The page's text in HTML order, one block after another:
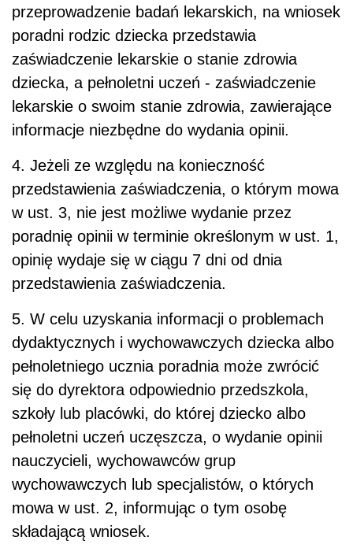
przeprowadzenie badań lekarskich, na wniosek
poradni rodzic dziecka przedstawia
zaświadczenie lekarskie o stanie zdrowia
dziecka, a pełnoletni uczeń - zaświadczenie
lekarskie o swoim stanie zdrowia, zawierające
informacje niezbędne do wydania opinii.
4. Jeżeli ze względu na konieczność
przedstawienia zaświadczenia, o którym mowa
w ust. 3, nie jest możliwe wydanie przez
poradnię opinii w terminie określonym w ust. 1,
opinię wydaje się w ciągu 7 dni od dnia
przedstawienia zaświadczenia.
5. W celu uzyskania informacji o problemach
dydaktycznych i wychowawczych dziecka albo
pełnoletniego ucznia poradnia może zwrócić
się do dyrektora odpowiednio przedszkola,
szkoły lub placówki, do której dziecko albo
pełnoletni uczeń uczęszcza, o wydanie opinii
nauczycieli, wychowawców grup
wychowawczych lub specjalistów, o których
mowa w ust. 2, informując o tym osobę
składającą wniosek.